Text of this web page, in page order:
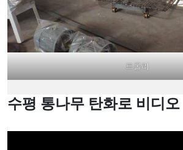
트롤리
수평 통나무 탄화로 비디오